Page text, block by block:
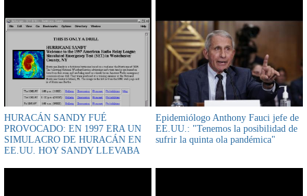
HURACÁN SANDY FUÉ
PROVOCADO: EN 1997 ERA UN
SIMULACRO DE HURACÁN EN
EE.UU. HOY SANDY LLEVABA
Epidemiólogo Anthony Fauci jefe de
EE.UU.: "Tenemos la posibilidad de
sufrir la quinta ola pandémica"